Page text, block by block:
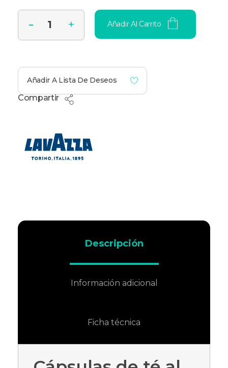
Añadir Al Carrito
Añadir A Lista De Deseos
Compartir
Descripción
Información adicional
Ficha técnica